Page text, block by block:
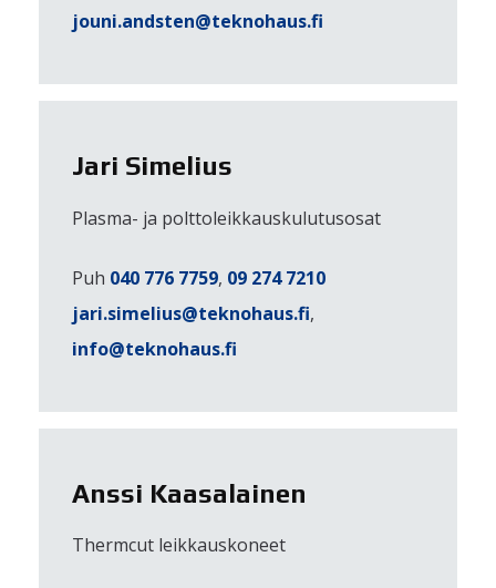
jouni.andsten@teknohaus.fi
Jari Simelius
Plasma- ja polttoleikkauskulutusosat
Puh 040 776 7759, 09 274 7210
jari.simelius@teknohaus.fi,
info@teknohaus.fi
Anssi Kaasalainen
Thermcut leikkauskoneet